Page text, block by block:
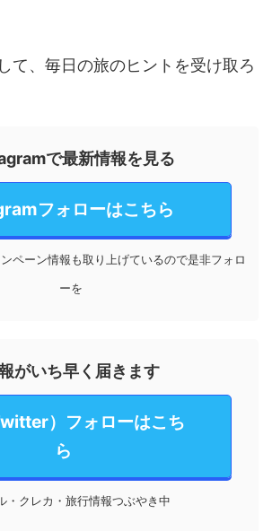
て、毎日の旅のヒントを受け取ろ
で最新情報を見る
フォローはこちら
ペーン情報も取り上げているので是非フォロ
ーを
がいち早く届きます
）フォローはこち
ら
・クレカ・旅行情報つぶやき中